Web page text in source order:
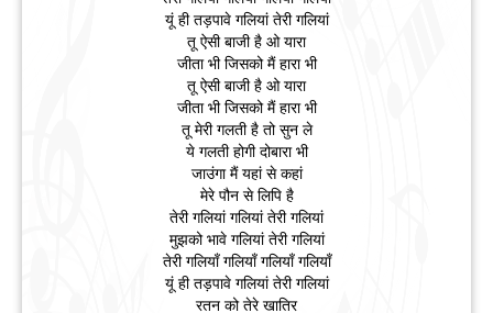
यूं ही तड़पावे गलियां तेरी गलियां
तू ऐसी बाजी है ओ यारा
जीता भी जिसको मैं हारा भी
तू ऐसी बाजी है ओ यारा
जीता भी जिसको मैं हारा भी
तू मेरी गलती है तो सुन ले
ये गलती होगी दोबारा भी
जाउंगा मैं यहां से कहां
मेरे पौन से लिपि है
तेरी गलियां गलियां तेरी गलियां
मुझको भावे गलियां तेरी गलियां
तेरी गलियाँ गलियाँ गलियाँ गलियाँ
यूं ही तड़पावे गलियां तेरी गलियां
रतन को तेरे खातिर